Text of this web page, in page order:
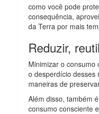
como você pode
consequência,
da Terra por mais
Reduzir,
Minimizar o
o desperdício desses
maneiras de
Além disso, também
consumo consciente